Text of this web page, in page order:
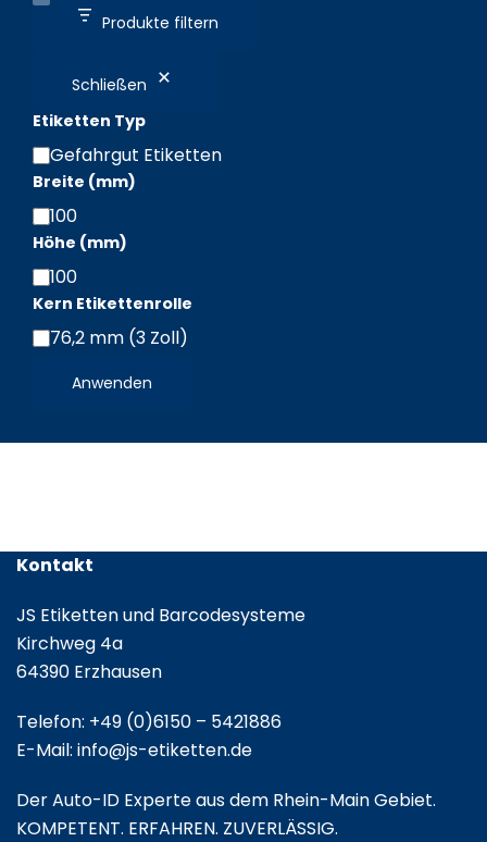
Produkte filtern
Schließen
Etiketten Typ
Etiketten
Typ
Gefahrgut Etiketten
Breite (mm)
Breite
(mm)
100
Höhe (mm)
Höhe
(mm)
100
Kern Etikettenrolle
Kern
Etikettenrolle
76,2 mm (3 Zoll)
Anwenden
Kontakt
JS Etiketten und Barcodesysteme
Kirchweg 4a
64390 Erzhausen
Telefon: +49 (0)6150 – 5421886
E-Mail: info@js-etiketten.de
Der Auto-ID Experte aus dem Rhein-Main Gebiet.
KOMPETENT. ERFAHREN. ZUVERLÄSSIG.